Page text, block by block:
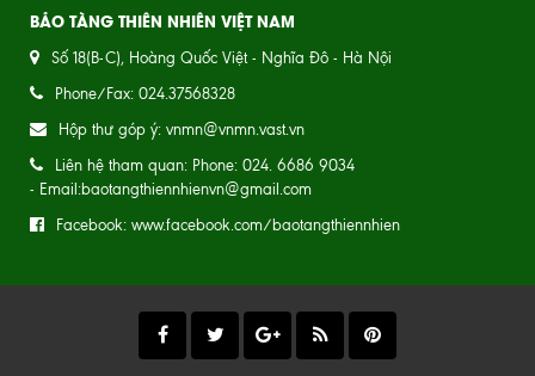
BẢO TÀNG THIÊN NHIÊN VIỆT NAM
Số 18(B-C), Hoàng Quốc Việt - Nghĩa Đô - Hà Nội
Phone/Fax: 024.37568328
Hộp thư góp ý: vnmn@vnmn.vast.vn
Liên hệ tham quan: Phone: 024. 6686 9034
- Email:baotangthiennhienvn@gmail.com
Facebook: www.facebook.com/baotangthiennhien